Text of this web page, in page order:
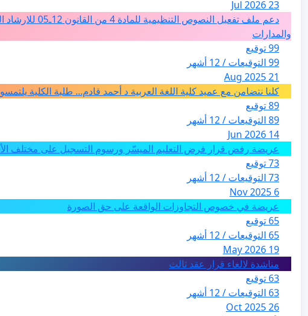
23 Jul 2026
دعم ملف تفعيل
والمدارات
99 توقيع
99 التوقيعات / 12 أشهر
21 Aug 2025
كلنا نتضامن مع عميد كلية اللغة العربية د أحمد قادم... طلبة الكلية
89 توقيع
89 التوقيعات / 12 أشهر
14 Jun 2026
عريضة رفض قرار فرض التعليم الميسّر ورسوم التسجيل على مختلف
73 توقيع
73 التوقيعات / 12 أشهر
6 Nov 2025
عريضة في خصوص التجاوزات الواقعة على حق الصورة
65 توقيع
65 التوقيعات / 12 أشهر
19 May 2026
مناشدة لالغاء قرار عقد ثالث
63 توقيع
63 التوقيعات / 12 أشهر
26 Oct 2025